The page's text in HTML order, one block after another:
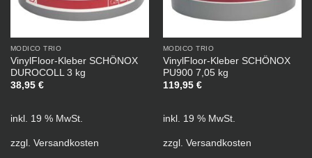
MODICO TRIO
VinylFloor-Kleber SCHÖNOX
DUROCOLL 3 kg
38,95 €
inkl. 19 % MwSt.
zzgl. Versandkosten
MODICO TRIO
VinylFloor-Kleber SCHÖNOX
PU900 7,05 kg
119,95 €
inkl. 19 % MwSt.
zzgl. Versandkosten